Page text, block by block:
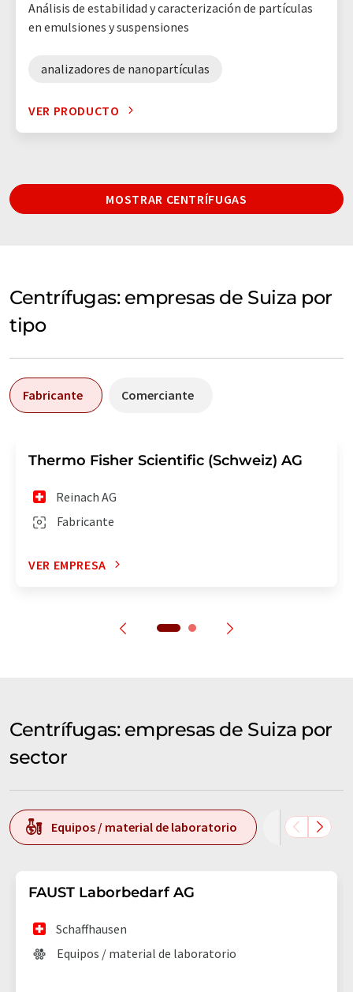
Análisis de estabilidad y caracterización de partículas
en emulsiones y suspensiones
analizadores de nanopartículas
VER PRODUCTO
MOSTRAR CENTRÍFUGAS
Centrífugas: empresas de Suiza por
tipo
Fabricante Comerciante
Thermo Fisher Scientific (Schweiz) AG
Fabricante
Reinach AG
VER EMPRESA
Centrífugas: empresas de Suiza por
sector
Equipos / material de laboratorio
FAUST Laborbedarf AG
Schaffhausen
Equipos / material de laboratorio